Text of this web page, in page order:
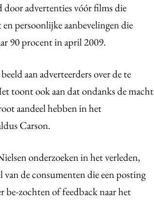
advertenties vóór films die
persoonlijke aanbevelingen die
90 procent in april 2009.
aan adverteerders over de te
toont ook aan dat ondanks de macht
aandeel hebben in het
Carson.
onderzoeken in het verleden,
de consumenten die een posting
be-zochten of feedback naar het